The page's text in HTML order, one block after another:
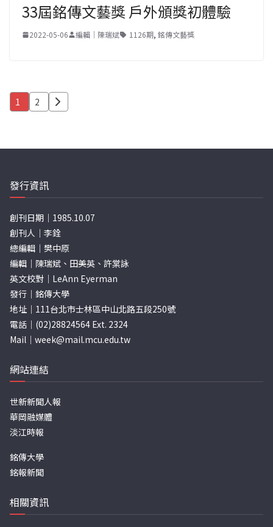
33屆銘傳文藝獎 戶外頒獎初體驗
2022-05-06 編輯｜陳瑞斌 1126期, 銘傳文藝獎
文
分
頁
1 2
發行資訊
創刊日期｜1985.10.07
創刊人｜李銓
總編輯｜樊中原
編輯｜陳瑞斌、田美英、許棠詠
英文校對｜LeAnn Eyerman
發行｜銘傳大學
地址｜111台北市士林區中山北路五段250號
電話｜(02)28824564 Ext. 2324
Mail｜ week@mail.mcu.edu.tw
網站連結
世新新聞人報
華岡融媒體
淡江時報
銘傳大學
銘報新聞
相關資訊